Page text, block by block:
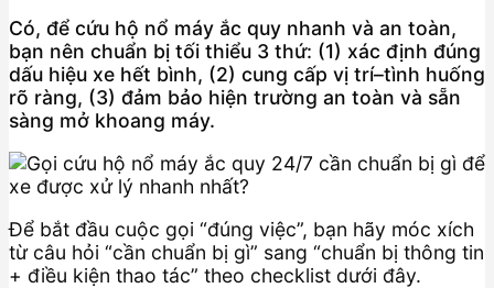
Có, để cứu hộ nổ máy ắc quy nhanh và an toàn,
bạn nên chuẩn bị tối thiểu 3 thứ: (1) xác định đúng
dấu hiệu xe hết bình, (2) cung cấp vị trí–tình huống
rõ ràng, (3) đảm bảo hiện trường an toàn và sẵn
sàng mở khoang máy.
Để bắt đầu cuộc gọi “đúng việc”, bạn hãy móc xích
từ câu hỏi “cần chuẩn bị gì” sang “chuẩn bị thông tin
+ điều kiện thao tác” theo checklist dưới đây.